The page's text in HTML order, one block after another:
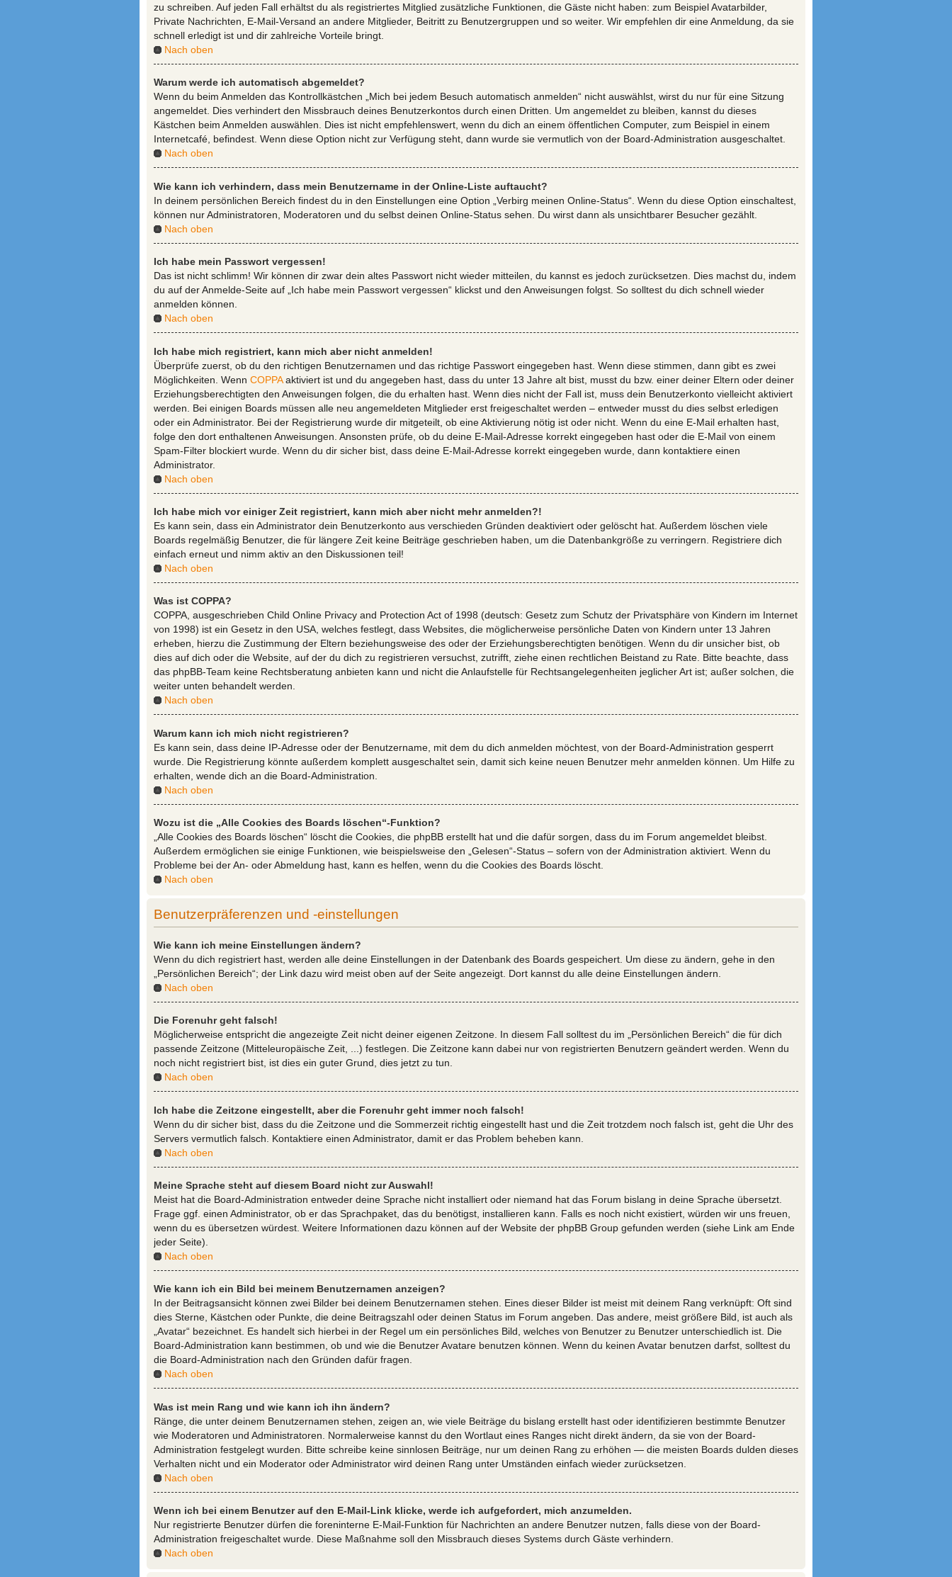
zu schreiben. Auf jeden Fall erhältst du als registriertes Mitglied zusätzliche Funktionen, die Gäste nicht haben: zum Beispiel Avatarbilder,
Private Nachrichten, E-Mail-Versand an andere Mitglieder, Beitritt zu Benutzergruppen und so weiter. Wir empfehlen dir eine Anmeldung, da sie
schnell erledigt ist und dir zahlreiche Vorteile bringt.
Nach oben
Warum werde ich automatisch abgemeldet?
Wenn du beim Anmelden das Kontrollkästchen „Mich bei jedem Besuch automatisch anmelden“ nicht auswählst, wirst du nur für eine Sitzung
angemeldet. Dies verhindert den Missbrauch deines Benutzerkontos durch einen Dritten. Um angemeldet zu bleiben, kannst du dieses
Kästchen beim Anmelden auswählen. Dies ist nicht empfehlenswert, wenn du dich an einem öffentlichen Computer, zum Beispiel in einem
Internetcafé, befindest. Wenn diese Option nicht zur Verfügung steht, dann wurde sie vermutlich von der Board-Administration ausgeschaltet.
Nach oben
Wie kann ich verhindern, dass mein Benutzername in der Online-Liste auftaucht?
In deinem persönlichen Bereich findest du in den Einstellungen eine Option „Verbirg meinen Online-Status“. Wenn du diese Option einschaltest,
können nur Administratoren, Moderatoren und du selbst deinen Online-Status sehen. Du wirst dann als unsichtbarer Besucher gezählt.
Nach oben
Ich habe mein Passwort vergessen!
Das ist nicht schlimm! Wir können dir zwar dein altes Passwort nicht wieder mitteilen, du kannst es jedoch zurücksetzen. Dies machst du, indem
du auf der Anmelde-Seite auf „Ich habe mein Passwort vergessen“ klickst und den Anweisungen folgst. So solltest du dich schnell wieder
anmelden können.
Nach oben
Ich habe mich registriert, kann mich aber nicht anmelden!
Überprüfe zuerst, ob du den richtigen Benutzernamen und das richtige Passwort eingegeben hast. Wenn diese stimmen, dann gibt es zwei
Möglichkeiten. Wenn COPPAaktiviert ist und du angegeben hast, dass du unter 13 Jahre alt bist, musst du bzw. einer deiner Eltern oder deiner
Erziehungsberechtigten den Anweisungen folgen, die du erhalten hast. Wenn dies nicht der Fall ist, muss dein Benutzerkonto vielleicht aktiviert
werden. Bei einigen Boards müssen alle neu angemeldeten Mitglieder erst freigeschaltet werden – entweder musst du dies selbst erledigen
oder ein Administrator. Bei der Registrierung wurde dir mitgeteilt, ob eine Aktivierung nötig ist oder nicht. Wenn du eine E-Mail erhalten hast,
folge den dort enthaltenen Anweisungen. Ansonsten prüfe, ob du deine E-Mail-Adresse korrekt eingegeben hast oder die E-Mail von einem
Spam-Filter blockiert wurde. Wenn du dir sicher bist, dass deine E-Mail-Adresse korrekt eingegeben wurde, dann kontaktiere einen
Administrator.
Nach oben
Ich habe mich vor einiger Zeit registriert, kann mich aber nicht mehr anmelden?!
Es kann sein, dass ein Administrator dein Benutzerkonto aus verschieden Gründen deaktiviert oder gelöscht hat. Außerdem löschen viele
Boards regelmäßig Benutzer, die für längere Zeit keine Beiträge geschrieben haben, um die Datenbankgröße zu verringern. Registriere dich
einfach erneut und nimm aktiv an den Diskussionen teil!
Nach oben
Was ist COPPA?
COPPA, ausgeschrieben Child Online Privacy and Protection Act of 1998 (deutsch: Gesetz zum Schutz der Privatsphäre von Kindern im Internet
von 1998) ist ein Gesetz in den USA, welches festlegt, dass Websites, die möglicherweise persönliche Daten von Kindern unter 13 Jahren
erheben, hierzu die Zustimmung der Eltern beziehungsweise des oder der Erziehungsberechtigten benötigen. Wenn du dir unsicher bist, ob
dies auf dich oder die Website, auf der du dich zu registrieren versuchst, zutrifft, ziehe einen rechtlichen Beistand zu Rate. Bitte beachte, dass
das phpBB-Team keine Rechtsberatung anbieten kann und nicht die Anlaufstelle für Rechtsangelegenheiten jeglicher Art ist; außer solchen, die
weiter unten behandelt werden.
Nach oben
Warum kann ich mich nicht registrieren?
Es kann sein, dass deine IP-Adresse oder der Benutzername, mit dem du dich anmelden möchtest, von der Board-Administration gesperrt
wurde. Die Registrierung könnte außerdem komplett ausgeschaltet sein, damit sich keine neuen Benutzer mehr anmelden können. Um Hilfe zu
erhalten, wende dich an die Board-Administration.
Nach oben
Wozu ist die „Alle Cookies des Boards löschen“-Funktion?
„Alle Cookies des Boards löschen“ löscht die Cookies, die phpBB erstellt hat und die dafür sorgen, dass du im Forum angemeldet bleibst.
Außerdem ermöglichen sie einige Funktionen, wie beispielsweise den „Gelesen“-Status – sofern von der Administration aktiviert. Wenn du
Probleme bei der An- oder Abmeldung hast, kann es helfen, wenn du die Cookies des Boards löscht.
Nach oben
Benutzerpräferenzen und -einstellungen
Wie kann ich meine Einstellungen ändern?
Wenn du dich registriert hast, werden alle deine Einstellungen in der Datenbank des Boards gespeichert. Um diese zu ändern, gehe in den
„Persönlichen Bereich“; der Link dazu wird meist oben auf der Seite angezeigt. Dort kannst du alle deine Einstellungen ändern.
Nach oben
Die Forenuhr geht falsch!
Möglicherweise entspricht die angezeigte Zeit nicht deiner eigenen Zeitzone. In diesem Fall solltest du im „Persönlichen Bereich“ die für dich
passende Zeitzone (Mitteleuropäische Zeit, ...) festlegen. Die Zeitzone kann dabei nur von registrierten Benutzern geändert werden. Wenn du
noch nicht registriert bist, ist dies ein guter Grund, dies jetzt zu tun.
Nach oben
Ich habe die Zeitzone eingestellt, aber die Forenuhr geht immer noch falsch!
Wenn du dir sicher bist, dass du die Zeitzone und die Sommerzeit richtig eingestellt hast und die Zeit trotzdem noch falsch ist, geht die Uhr des
Servers vermutlich falsch. Kontaktiere einen Administrator, damit er das Problem beheben kann.
Nach oben
Meine Sprache steht auf diesem Board nicht zur Auswahl!
Meist hat die Board-Administration entweder deine Sprache nicht installiert oder niemand hat das Forum bislang in deine Sprache übersetzt.
Frage ggf. einen Administrator, ob er das Sprachpaket, das du benötigst, installieren kann. Falls es noch nicht existiert, würden wir uns freuen,
wenn du es übersetzen würdest. Weitere Informationen dazu können auf der Website der phpBB Group gefunden werden (siehe Link am Ende
jeder Seite).
Nach oben
Wie kann ich ein Bild bei meinem Benutzernamen anzeigen?
In der Beitragsansicht können zwei Bilder bei deinem Benutzernamen stehen. Eines dieser Bilder ist meist mit deinem Rang verknüpft: Oft sind
dies Sterne, Kästchen oder Punkte, die deine Beitragszahl oder deinen Status im Forum angeben. Das andere, meist größere Bild, ist auch als
„Avatar“ bezeichnet. Es handelt sich hierbei in der Regel um ein persönliches Bild, welches von Benutzer zu Benutzer unterschiedlich ist. Die
Board-Administration kann bestimmen, ob und wie die Benutzer Avatare benutzen können. Wenn du keinen Avatar benutzen darfst, solltest du
die Board-Administration nach den Gründen dafür fragen.
Nach oben
Was ist mein Rang und wie kann ich ihn ändern?
Ränge, die unter deinem Benutzernamen stehen, zeigen an, wie viele Beiträge du bislang erstellt hast oder identifizieren bestimmte Benutzer
wie Moderatoren und Administratoren. Normalerweise kannst du den Wortlaut eines Ranges nicht direkt ändern, da sie von der Board-
Administration festgelegt wurden. Bitte schreibe keine sinnlosen Beiträge, nur um deinen Rang zu erhöhen — die meisten Boards dulden dieses
Verhalten nicht und ein Moderator oder Administrator wird deinen Rang unter Umständen einfach wieder zurücksetzen.
Nach oben
Wenn ich bei einem Benutzer auf den E-Mail-Link klicke, werde ich aufgefordert, mich anzumelden.
Nur registrierte Benutzer dürfen die foreninterne E-Mail-Funktion für Nachrichten an andere Benutzer nutzen, falls diese von der Board-
Administration freigeschaltet wurde. Diese Maßnahme soll den Missbrauch dieses Systems durch Gäste verhindern.
Nach oben